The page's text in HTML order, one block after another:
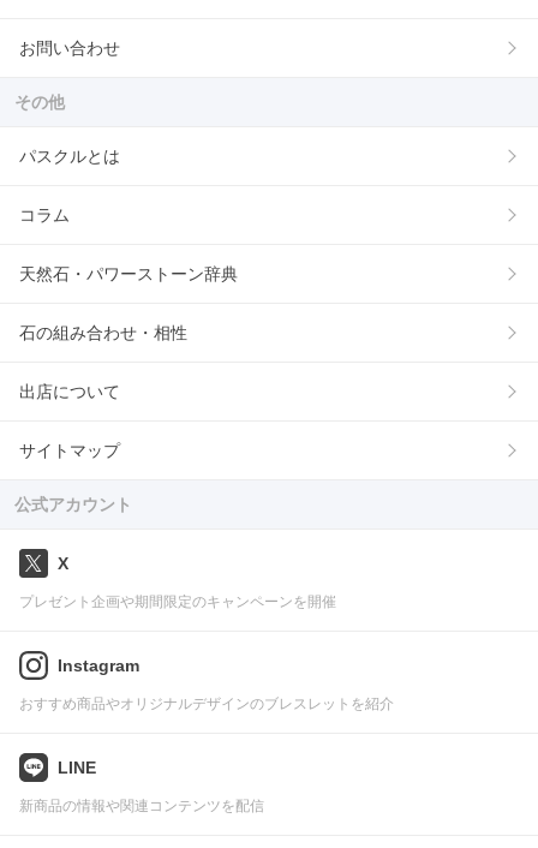
お問い合わせ
その他
パスクルとは
コラム
天然石・パワーストーン辞典
石の組み合わせ・相性
出店について
サイトマップ
公式アカウント
X
プレゼント企画や期間限定のキャンペーンを開催
Instagram
おすすめ商品やオリジナルデザインのブレスレットを紹介
LINE
新商品の情報や関連コンテンツを配信